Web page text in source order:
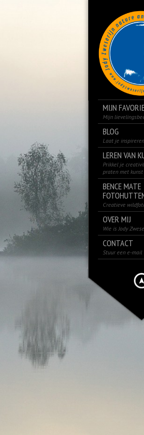
MIJN
Mijn
BLOG
Laat je inspireren
LEREN VAN
Prikkel je
praten met kunst
BENCE MATE
Creatieve
OVER MIJ
Wie is Jody
CONTACT
Stuur een e-mail